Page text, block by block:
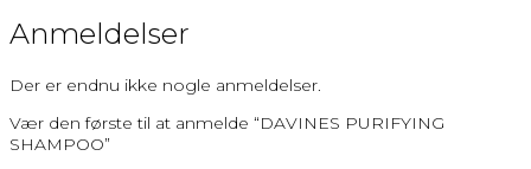
Anmeldelser
Der er endnu ikke nogle anmeldelser.
Vær den første til at anmelde “DAVINES PURIFYING
SHAMPOO”